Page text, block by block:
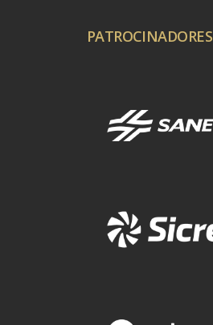
PATROCINADORES